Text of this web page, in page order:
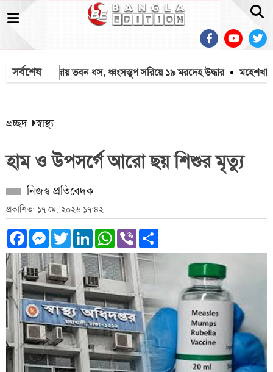
সর্বশেষগাজায় ভবন ধস, ধ্বংসস্তূপ সরিয়ে ১৯ মরদেহ উদ্ধার মহেশখালীর
প্রচ্ছদ স্বাস্থ্য
হাম ও উপসর্গে আরো ছয় শিশুর মৃত্যু
নিজস্ব প্রতিবেদক
প্রকাশিত: ১৭ মে, ২০২৬ ১৭:৪২
Facebook
Messenger
TwitterLinkedInWhatsApp
Viber